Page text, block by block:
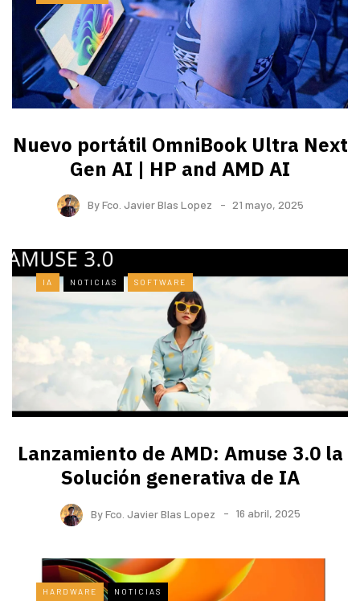
Nuevo portátil OmniBook Ultra ​Next
Gen AI | HP and AMD AI
ByFco. Javier Blas Lopez 21 mayo, 2025
IA NOTICIAS SOFTWARE
Lanzamiento de AMD: Amuse 3.0 la
Solución generativa de IA
ByFco. Javier Blas Lopez 16 abril, 2025
HARDWARE NOTICIAS